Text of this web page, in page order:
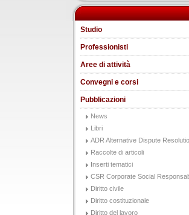
Studio
Professionisti
Aree di attività
Convegni e corsi
Pubblicazioni
News
Libri
ADR Alternative Dispute
Raccolte di articoli
Inserti tematici
CSR Corporate Social
Diritto civile
Diritto costituzionale
Diritto del lavoro